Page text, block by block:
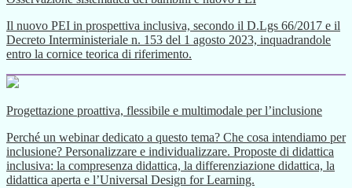
Il nuovo PEI in prospettiva inclusiva, secondo il D.Lgs 66/2017 e il
Decreto Interministeriale n. 153 del 1 agosto 2023, inquadrandole
entro la cornice teorica di riferimento.
Progettazione proattiva, flessibile e multimodale per l’inclusione
Perché un webinar dedicato a questo tema? Che cosa intendiamo per
inclusione? Personalizzare e individualizzare. Proposte di didattica
inclusiva: la compresenza didattica, la differenziazione didattica, la
didattica aperta e l’Universal Design for Learning.